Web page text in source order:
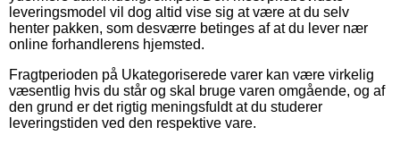
leveringsmodel vil dog altid vise sig at være at du selv
henter pakken, som desværre betinges af at du lever nær
online forhandlerens hjemsted.
Fragtperioden på Ukategoriserede varer kan være virkelig
væsentlig hvis du står og skal bruge varen omgående, og af
den grund er det rigtig meningsfuldt at du studerer
leveringstiden ved den respektive vare.